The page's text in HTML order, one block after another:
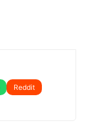
Reddit